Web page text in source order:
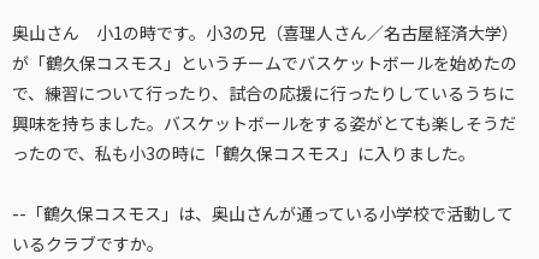
奥山さん 小1の時です。小3の兄（喜理人さん／名古屋経済大学）
が「鶴久保コスモス」というチームでバスケットボールを始めたの
で、練習について行ったり、試合の応援に行ったりしているうちに
興味を持ちました。バスケットボールをする姿がとても楽しそうだ
ったので、私も小3の時に「鶴久保コスモス」に入りました。
--「鶴久保コスモス」は、奥山さんが通っている小学校で活動して
いるクラブですか。